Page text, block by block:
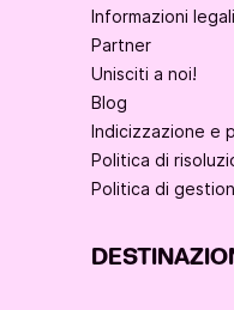
Informazioni legali
Partner
Unisciti a noi!
Blog
Indicizzazione e
Politica di
Politica di